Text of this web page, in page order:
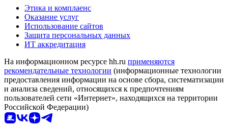
Этика и комплаенс
Оказание услуг
Использование сайтов
Защита персональных данных
ИТ аккредитация
На информационном ресурсе hh.ru применяются
рекомендательные технологии (информационные технологии
предоставления информации на основе сбора, систематизации
и анализа сведений, относящихся к предпочтениям
пользователей сети «Интернет», находящихся на территории
Российской Федерации)